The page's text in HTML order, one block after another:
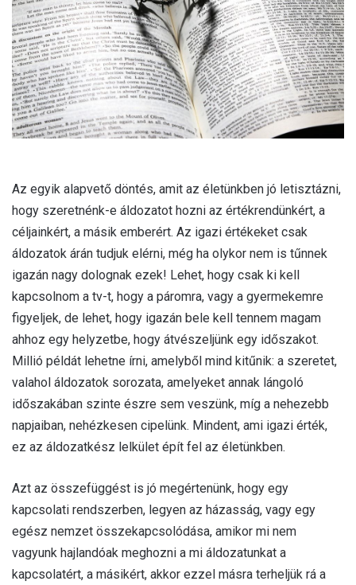
a
i
l
Az egyik alapvető döntés, amit az életünkben jó letisztázni,
hogy szeretnénk-e áldozatot hozni az értékrendünkért, a
céljainkért, a másik emberért. Az igazi értékeket csak
áldozatok árán tudjuk elérni, még ha olykor nem is tűnnek
igazán nagy dolognak ezek! Lehet, hogy csak ki kell
kapcsolnom a tv-t, hogy a páromra, vagy a gyermekemre
figyeljek, de lehet, hogy igazán bele kell tennem magam
ahhoz egy helyzetbe, hogy átvészeljünk egy időszakot.
Millió példát lehetne írni, amelyből mind kitűnik: a szeretet,
valahol áldozatok sorozata, amelyeket annak lángoló
időszakában szinte észre sem veszünk, míg a nehezebb
napjaiban, nehézkesen cipelünk. Mindent, ami igazi érték,
ez az áldozatkész lelkület épít fel az életünkben.
Azt az összefüggést is jó megértenünk, hogy egy
kapcsolati rendszerben, legyen az házasság, vagy egy
egész nemzet összekapcsolódása, amikor mi nem
vagyunk hajlandóak meghozni a mi áldozatunkat a
kapcsolatért, a másikért, akkor ezzel másra terheljük rá a